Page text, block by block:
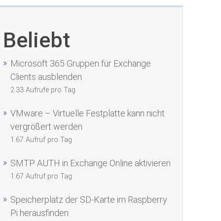
Beliebt
Microsoft 365 Gruppen für Exchange
Clients ausblenden
2.33 Aufrufe pro Tag
VMware – Virtuelle Festplatte kann nicht
vergrößert werden
1.67 Aufruf pro Tag
SMTP AUTH in Exchange Online aktivieren
1.67 Aufruf pro Tag
Speicherplatz der SD-Karte im Raspberry
Pi herausfinden